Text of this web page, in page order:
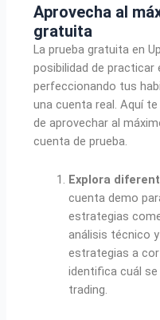
Aprovecha al
gratuita
La prueba gratuita en
posibilidad de practicar
perfeccionando tus
una cuenta real. Aquí
de aprovechar al
cuenta de prueba.
Explora
cuenta demo
estrategias
análisis técnico
estrategias a
identifica cuál
trading.